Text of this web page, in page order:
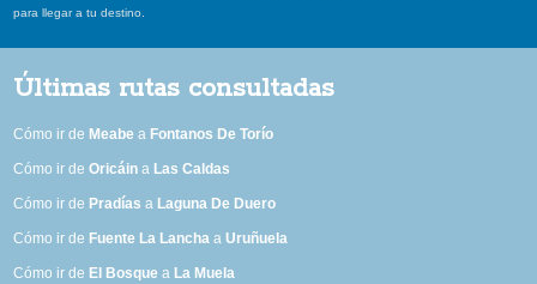
para llegar a tu destino.
Últimas rutas consultadas
Cómo ir de Meabe a Fontanos De Torío
Cómo ir deOricáin a Las Caldas
Cómo ir de Pradías a Laguna De Duero
Cómo ir de Fuente La Lancha aUruñuela
Cómo ir de El Bosque a La Muela